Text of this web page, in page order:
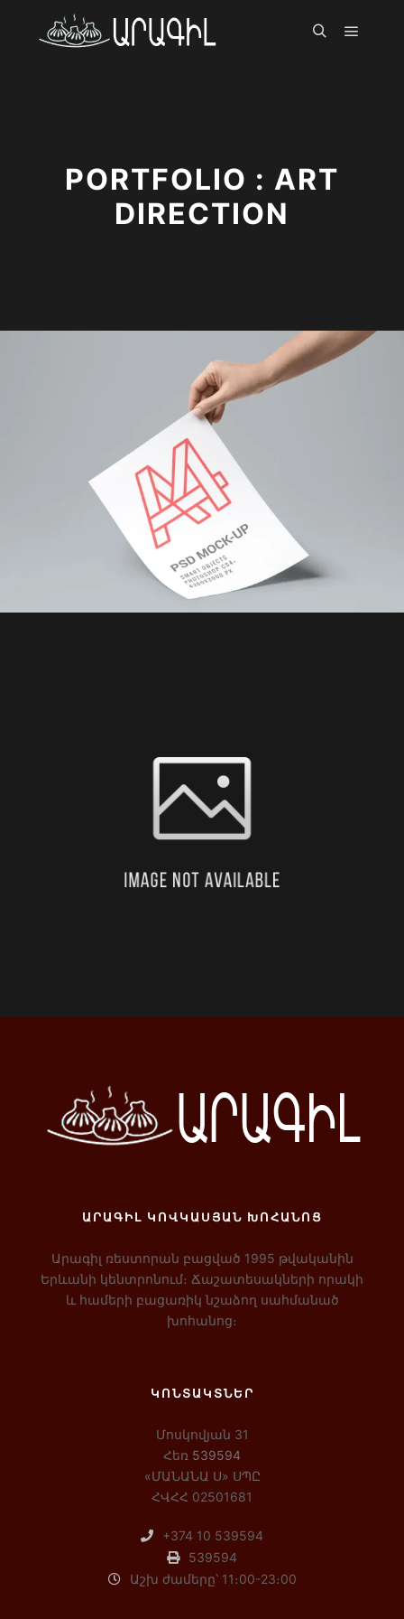
PORTFOLIO : ART
DIRECTION
ԱՐԱԳԻԼ ԿՈՎԿԱՍՅԱՆ ԽՈՀԱՆՈՑ
Արագիլ ռեստորան բացված 1995 թվականին
Երևանի կենտրոնում։ Ճաշատեսակների որակի
և համերի բացառիկ նշաձող սահմանած
խոհանոց։
ԿՈՆՏԱԿՏՆԵՐ
Մոսկովյան 31
Հեռ 539594
«ՄԱՆԱՆԱ Ս» ՍՊԸ
ՀՎՀՀ 02501681
+374 10 539594
539594
Աշխ ժամերը՝ 11։00-23։00